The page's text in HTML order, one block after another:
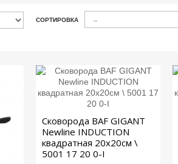
СОРТИРОВКА
Сковорода BAF GIGANT
Newline INDUCTION
квадратная 20x20см \
5001 17 20 0-I